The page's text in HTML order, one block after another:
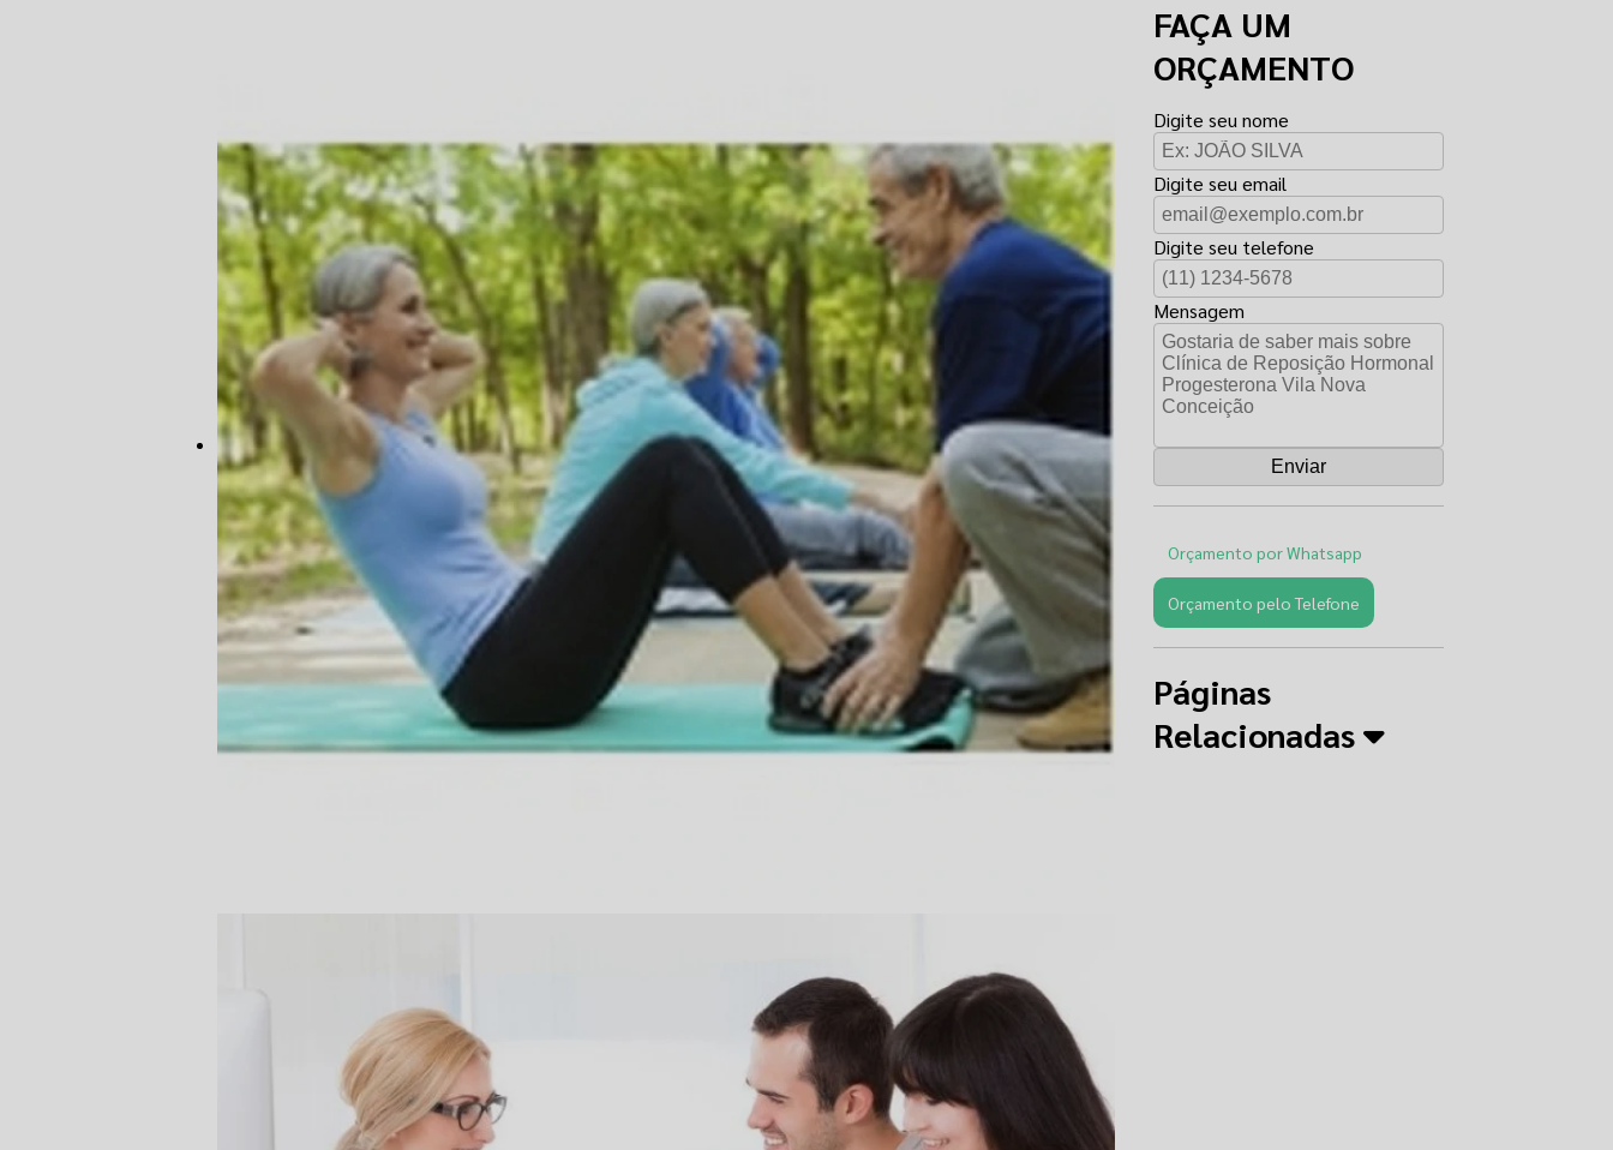
FAÇA UM
ORÇAMENTO
Digite seu nome
Digite seu email
Digite seu telefone
Mensagem
Orçamento por Whatsapp
Orçamento pelo Telefone
Páginas
Relacionadas